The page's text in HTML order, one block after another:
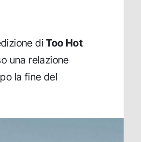
diToo Hot
una relazione
la fine del